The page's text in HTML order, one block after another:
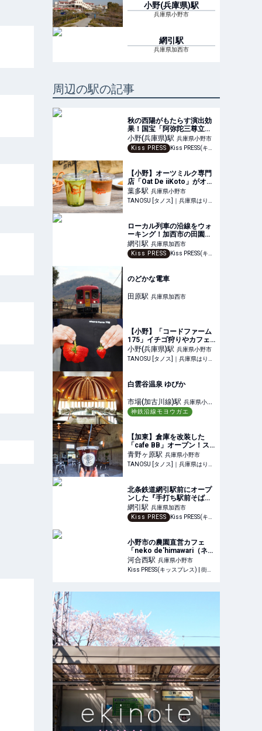
小野(兵庫県)駅
兵庫県小野市
網引駅
兵庫県加西市
周辺の駅の記事
秋の西陽がもたらす演出効
果！国宝「阿弥陀三尊立
像」が美しく浮かび上がる
姿は必見！
小野(兵庫県)駅 兵庫県小野市
Kiss PRESS
Kiss PRESS(キッスプレス) | 街を、もっと楽しもう
【小野】オーツミルク専門
店「Oat De iiKoto」がオー
プン！話題のアサイーボウ
ルも♪
葉多駅 兵庫県小野市
TANOSU [タノス]｜兵庫県はりまエリアの地域情報サイト
ローカル列車の沿線をウォ
ーキング！加西市の田園風
景と歴史ある駅舎を巡る旅
網引駅 兵庫県加西市
Kiss PRESS
Kiss PRESS(キッスプレス) | 街を、もっと楽しもう
のどかな電車
田原駅 兵庫県加西市
【小野】「コードファーム
175」イチゴ狩りやカフェ
で“グランプリ受賞のイチ
ゴ”を堪能して♪
小野(兵庫県)駅 兵庫県小野市
TANOSU [タノス]｜兵庫県はりまエリアの地域情報サイト
白雲谷温泉 ゆぴか
市場(加古川線)駅 兵庫県小野
市神鉄沿線モヨウガエ
【加東】倉庫を改装した
「cafe BB」オープン！ス
ペシャルティコーヒーと焼
き菓子が自慢♪
青野ヶ原駅 兵庫県小野市
TANOSU [タノス]｜兵庫県はりまエリアの地域情報サイト
北条鉄道網引駅前にオープ
ンした『手打ち駅前そば
あびき』で本格蕎麦を堪能
してきました 加西市
網引駅 兵庫県加西市
Kiss PRESS
Kiss PRESS(キッスプレス) | 街を、もっと楽しもう
小野市の農園直営カフェ
「neko de'himawari（ネコ
デヒマワリ）」で贅沢イチ
ゴとスパイスカレーを堪能
してきました
河合西駅 兵庫県小野市
Kiss PRESS(キッスプレス) | 街を、もっと楽しもう